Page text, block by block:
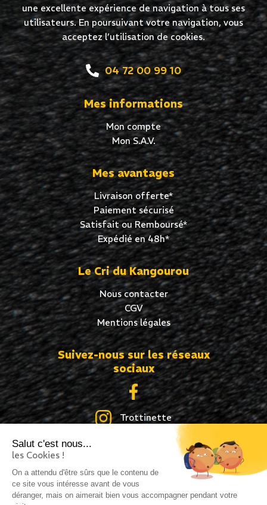
Salut c'est nous...
les Cookies !
On a attendu d'être sûrs que le contenu de
ce site vous intéresse avant de vous
déranger, mais on aimerait bien vous accompagner pendant votre
une excellente expérience de navigation à tous ses
utilisateurs. En poursuivant votre navigation, vous
acceptez l’utilisation de cookies.
04 72 00 99 10
Mes informations
Mon compte
Mon S.A.V.
Mes avantages
Livraison offerte*
Paiement sécurisé
Satisfait ou Remboursé*
Expédié en 48h*
Le Cri du Kangourou
Nous contacter
CGV
Mentions légales
Suivez-nous sur les réseaux
sociaux
Trottinette
Roller